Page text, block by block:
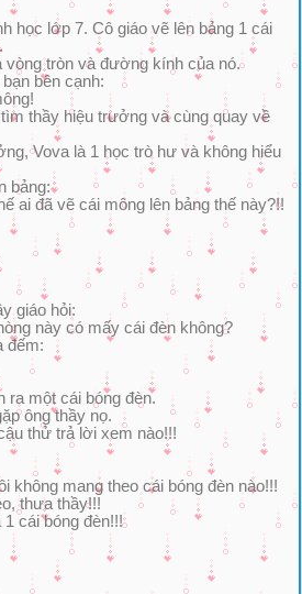
học lớp 7. Cô giáo vẽ lên bảng 1 cái
vòng tròn và đường kính của nó.
bên cạnh:
thầy hiệu trưởng và cùng quay về
Vova là 1 học trò hư và không hiểu
bảng:
ai đã vẽ cái mông lên bảng thế này?!!
giáo hỏi:
này có mấy cái đèn không?
đếm:
ra một cái bóng đèn.
ông thầy nọ.
thử trả lời xem nào!!!
không mang theo cái bóng đèn nào!!!
thưa thầy!!!
1 cái bóng đèn!!!